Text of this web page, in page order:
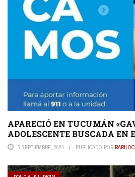
APARECIÓ EN TUCUMÁN
ADOLESCENTE BUSCADA EN
3 SEPTIEMBRE, 2024 PUBLICADO POR